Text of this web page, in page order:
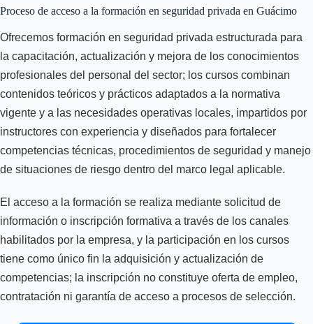
Proceso de acceso a la formación en seguridad privada en Guácimo
Ofrecemos formación en seguridad privada estructurada para
la capacitación, actualización y mejora de los conocimientos
profesionales del personal del sector; los cursos combinan
contenidos teóricos y prácticos adaptados a la normativa
vigente y a las necesidades operativas locales, impartidos por
instructores con experiencia y diseñados para fortalecer
competencias técnicas, procedimientos de seguridad y manejo
de situaciones de riesgo dentro del marco legal aplicable.
El acceso a la formación se realiza mediante solicitud de
información o inscripción formativa a través de los canales
habilitados por la empresa, y la participación en los cursos
tiene como único fin la adquisición y actualización de
competencias; la inscripción no constituye oferta de empleo,
contratación ni garantía de acceso a procesos de selección.